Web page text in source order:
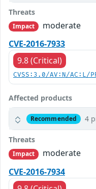
Threats
Impact
moderate
CVE-2016-7933
9.8 (Critical)
CVSS:3.0/AV:N/AC:L/
Affected products
Recommended 4
Threats
Impact
moderate
CVE-2016-7934